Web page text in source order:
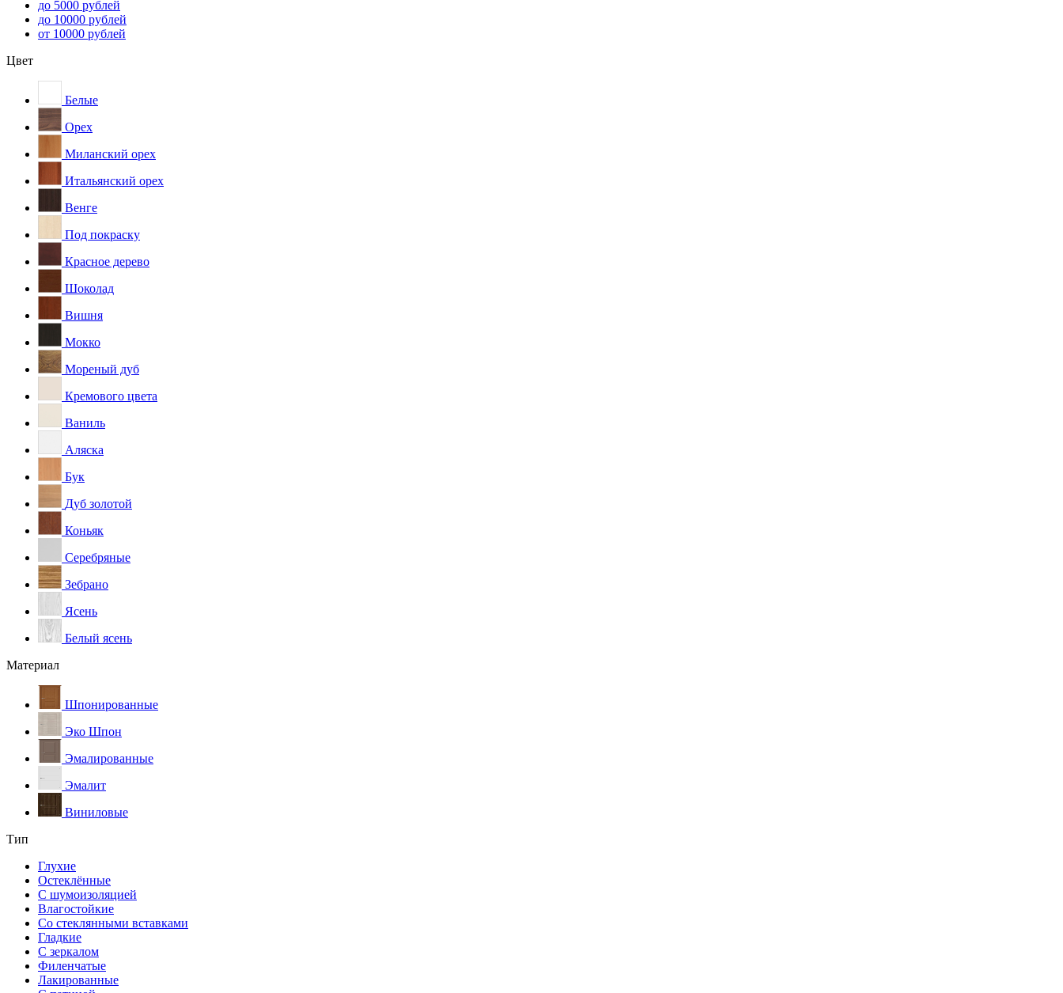
до 5000 рублей
до 10000 рублей
от 10000 рублей
Цвет
Белые
Орех
Миланский орех
Итальянский орех
Венге
Под покраску
Красное дерево
Шоколад
Вишня
Мокко
Мореный дуб
Кремового цвета
Ваниль
Аляска
Бук
Дуб золотой
Коньяк
Серебряные
Зебрано
Ясень
Белый ясень
Материал
Шпонированные
Эко Шпон
Эмалированные
Эмалит
Виниловые
Тип
Глухие
Остеклённые
С шумоизоляцией
Влагостойкие
Со стеклянными вставками
Гладкие
С зеркалом
Филенчатые
Лакированные